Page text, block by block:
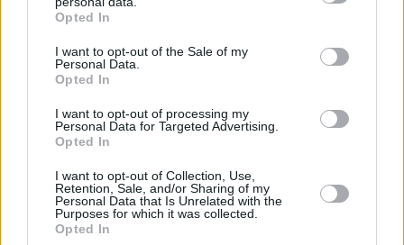
grant or deny consent to Google and its third-party tags to
use your data for below specified purposes in below Google
consent section.
Opted In
I want to opt-out of the Sale of my
Personal Data.
Opted In
I want to opt-out of processing my
Personal Data for Targeted Advertising.
Opted In
I want to opt-out of Collection, Use,
Retention, Sale, and/or Sharing of my
Personal Data that Is Unrelated with the
Purposes for which it was collected.
Opted In
Χατζηδάκης για Ράμφο: Η πνευματική παρακαταθήκη
του θα μείνει πάντα ζωντανή
Ο Λευτέρης Πανταζής και η Κόνι Μεταξά
πριν 12 λεπτά
Η ζωή που κυλά γαλήνια στα καλά ξενοδοχεία που
πριν 13 λεπτά
Wanderlove: Γινόμαστε όντως πιο ελκυστικοί το
καλοκαίρι;
πριν 17 λεπτά